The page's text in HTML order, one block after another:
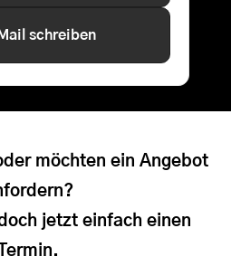
schreiben
möchten ein Angebot
jetzt einfach einen
Termin.